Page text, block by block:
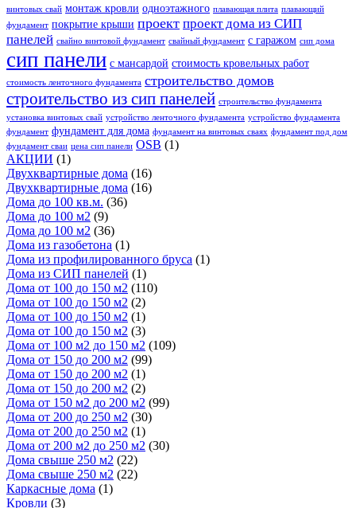
винтовых свай монтаж кровли одноэтажного плавающая плита плавающий
фундамент покрытие крыши проект проект дома из СИП
панелей свайно винтовой фундамент свайный фундамент с гаражом сип дома
сип панели с мансардой стоимость кровельных работ
стоимость ленточного фундамента строительство домов
строительство из сип панелей строительство фундамента
установка винтовых свай устройство ленточного фундамента устройство фундамента
фундамент фундамент для дома фундамент на винтовых сваях фундамент под дом
фундамент сваи цена сип панели OSB (1)
АКЦИИ (1)
Двухквартирные дома (16)
Двухквартирные дома (16)
Дома до 100 кв.м. (36)
Дома до 100 м2 (9)
Дома до 100 м2 (36)
Дома из газобетона (1)
Дома из профилированного бруса (1)
Дома из СИП панелей (1)
Дома от 100 до 150 м2 (110)
Дома от 100 до 150 м2 (2)
Дома от 100 до 150 м2 (1)
Дома от 100 до 150 м2 (3)
Дома от 100 м2 до 150 м2 (109)
Дома от 150 до 200 м2 (99)
Дома от 150 до 200 м2 (1)
Дома от 150 до 200 м2 (2)
Дома от 150 м2 до 200 м2 (99)
Дома от 200 до 250 м2 (30)
Дома от 200 до 250 м2 (1)
Дома от 200 м2 до 250 м2 (30)
Дома свыше 250 м2 (22)
Дома свыше 250 м2 (22)
Каркасные дома (1)
Кровли (3)